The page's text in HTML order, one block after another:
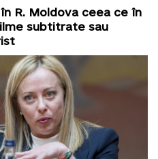
R. Moldova ceea ce în
subtitrate sau